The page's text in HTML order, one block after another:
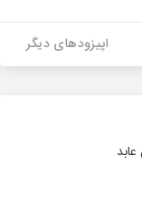
اپیزودهای دیگر